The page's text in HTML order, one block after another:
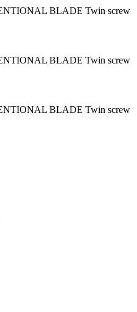
BLADE Twin screw
BLADE Twin screw
BLADE Twin screw